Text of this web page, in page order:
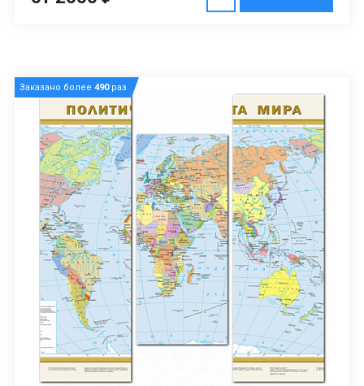
Заказано более 490раз